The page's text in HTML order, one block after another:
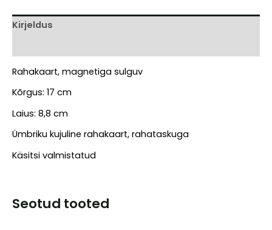
Kirjeldus
Rahakaart, magnetiga sulguv
Kõrgus: 17 cm
Laius: 8,8 cm
Ümbriku kujuline rahakaart, rahataskuga
Käsitsi valmistatud
Seotud tooted